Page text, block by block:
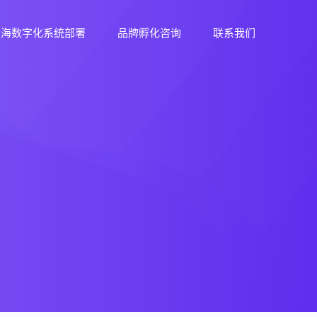
数字化系统部署 品牌孵化咨询 联系我们